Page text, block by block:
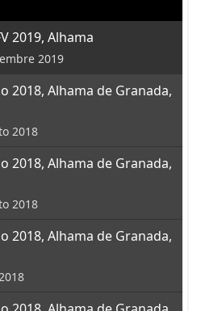
2019, Alhama
2019
2018, Alhama de Granada,
2018
2018, Alhama de Granada,
2018
2018, Alhama de Granada,